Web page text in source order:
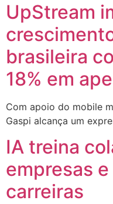
UpStream
brasileira
18% em
Com apoio do mobile
Gaspi alcança um
IA treina
empresas
carreiras